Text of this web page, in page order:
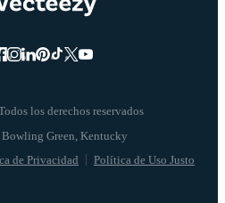
los derechos reservados
de Privacidad Política de Uso Justo